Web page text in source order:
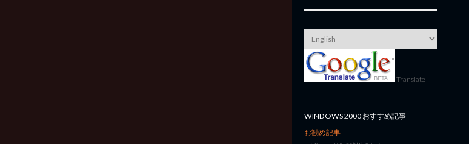
Translate
WINDOWS 2000 おすすめ記事
お勧め記事